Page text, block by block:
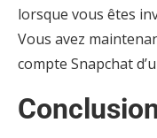
lorsque vous êtes
Vous avez
compte Snapchat